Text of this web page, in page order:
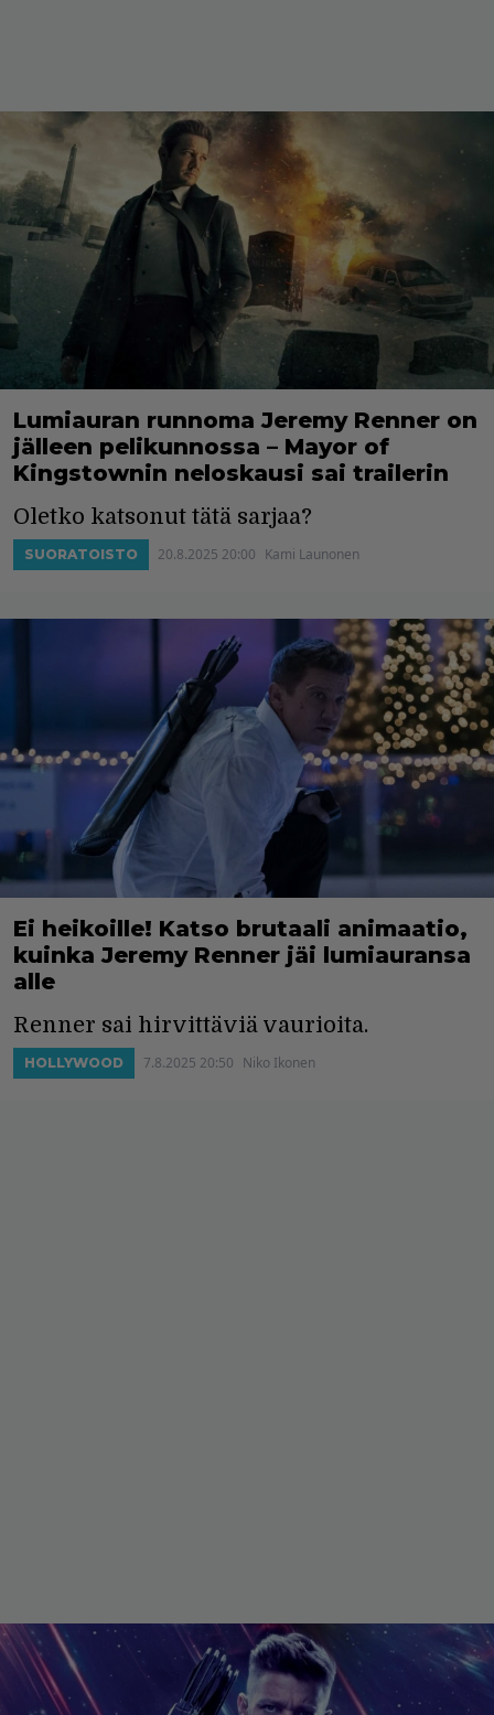
Lumiauran runnoma Jeremy Renner on
jälleen pelikunnossa – Mayor of
Kingstownin neloskausi sai trailerin
Oletko katsonut tätä sarjaa?
SUORATOISTO 20.8.2025 20:00 Kami Launonen
Ei heikoille! Katso brutaali animaatio,
kuinka Jeremy Renner jäi lumiauransa
alle
Renner sai hirvittäviä vaurioita.
HOLLYWOOD 7.8.2025 20:50 Niko Ikonen